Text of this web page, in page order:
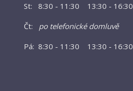
St: 8:30 - 11:30 13:30 - 16:30
Čt: po telefonické domluvě
Pá: 8:30 - 11:30 13:30 - 16:30